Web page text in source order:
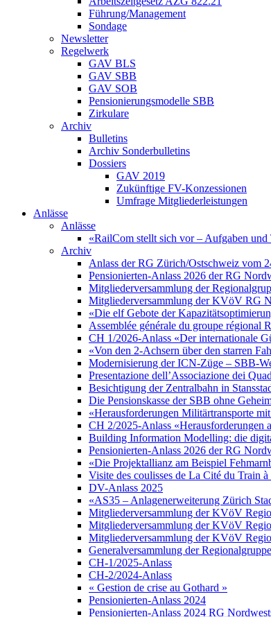
Führung/Management
Sondage
Newsletter
Regelwerk
GAV BLS
GAV SBB
GAV SOB
Pensionierungsmodelle SBB
Zirkulare
Archiv
Bulletins
Archiv Sonderbulletins
Dossiers
GAV 2019
Zukünftige FV-Konzessionen
Umfrage Mitgliederleistungen
Anlässe
Anlässe
«RailCom stellt sich vor – Aufgaben
Archiv
Anlass der RG Zürich/Ostschweiz vom
Pensionierten-Anlass 2026 der RG
Mitgliederversammlung der
Mitgliederversammlung der KVöV RG
«Die elf Gebote der
Assemblée générale du groupe régional
CH 1/2026-Anlass «Der internationale
«Von den 2-Achsern über den starren
Modernisierung der ICN-Züge – SBB-
Presentazione dell’Associazione dei
Besichtigung der Zentralbahn in
Die Pensionskasse der SBB ohne
«Herausforderungen Militärtransporte
CH 2/2025-Anlass «Herausforderungen
Building Information Modelling: die
Pensionierten-Anlass 2026 der RG
«Die Projektallianz am Beispiel
Visite des coulisses de La Cité du Train
DV-Anlass 2025
«AS35 – Anlagenerweiterung Zürich
Mitgliederversammlung der KVöV
Mitgliederversammlung der KVöV
Mitgliederversammlung der KVöV
Generalversammlung der
CH-1/2025-Anlass
CH-2/2024-Anlass
« Gestion de crise au Gothard »
Pensionierten-Anlass 2024
Pensionierten-Anlass 2024 RG